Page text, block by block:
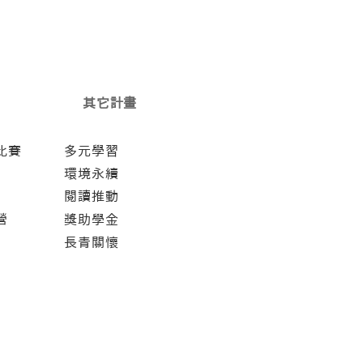
其它計畫
賽
多元學習
環境永續
閱讀推動
獎助學金
長青關懷